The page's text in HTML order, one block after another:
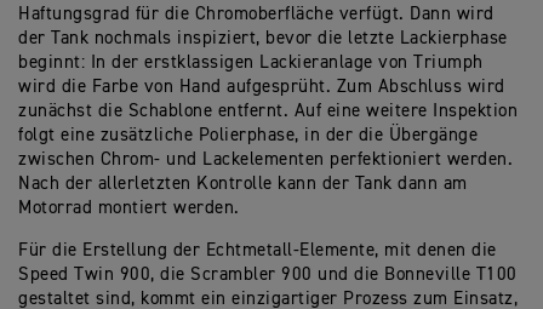
Haftungsgrad für die Chromoberfläche verfügt. Dann wird
der Tank nochmals inspiziert, bevor die letzte Lackierphase
beginnt: In der erstklassigen Lackieranlage von Triumph
wird die Farbe von Hand aufgesprüht. Zum Abschluss wird
zunächst die Schablone entfernt. Auf eine weitere Inspektion
folgt eine zusätzliche Polierphase, in der die Übergänge
zwischen Chrom- und Lackelementen perfektioniert werden.
Nach der allerletzten Kontrolle kann der Tank dann am
Motorrad montiert werden.
Für die Erstellung der Echtmetall-Elemente, mit denen die
Speed Twin 900, die Scrambler 900 und die Bonneville T100
gestaltet sind, kommt ein einzigartiger Prozess zum Einsatz,